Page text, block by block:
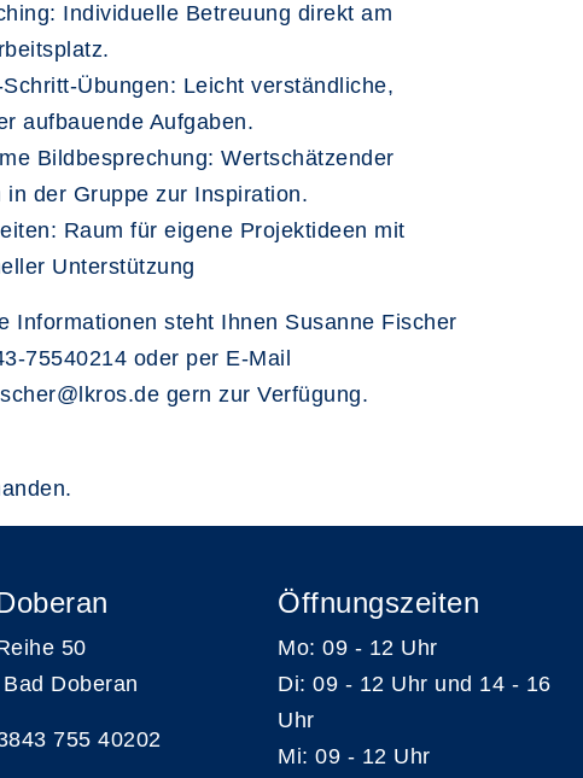
Individuelle Betreuung direkt am
Übungen: Leicht verständliche,
aufbauende Aufgaben.
Bildbesprechung: Wertschätzender
in der Gruppe zur Inspiration.
Raum für eigene Projektideen mit
Unterstützung
Informationen steht Ihnen Susanne Fischer
75540214 oder per E-Mail
gern zur Verfügung.
50
Doberan
755 40202
Öffnungszeiten
Mo: 09 - 12 Uhr
Di: 09 - 12 Uhr und 14 - 16
Uhr
Mi: 09 - 12 Uhr